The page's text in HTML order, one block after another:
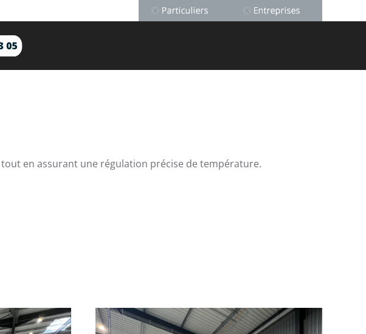
en assurant une régulation précise de température.